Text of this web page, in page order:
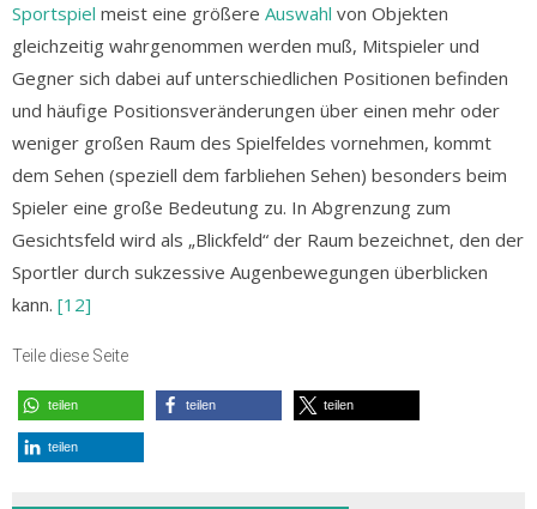
Sportspiel meist eine größere Auswahl von Objekten
gleichzeitig wahrgenommen werden muß, Mitspieler und
Gegner sich dabei auf unterschiedlichen Positionen befinden
und häufige Positionsveränderungen über einen mehr oder
weniger großen Raum des Spielfeldes vornehmen, kommt
dem Sehen (speziell dem farbliehen Sehen) besonders beim
Spieler eine große Bedeutung zu. In Abgrenzung zum
Gesichtsfeld wird als „Blickfeld“ der Raum bezeichnet, den der
Sportler durch sukzessive Augenbewegungen überblicken
kann. [12]
Teile diese Seite
teilen teilen teilen
teilen